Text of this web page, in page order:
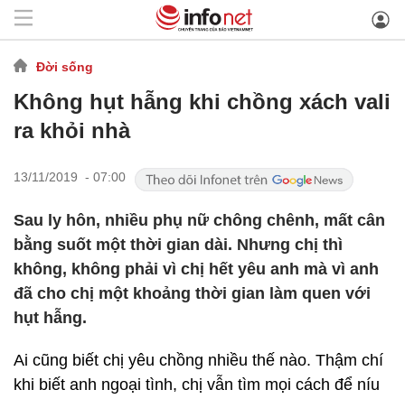
Đời sống
Không hụt hẫng khi chồng xách vali
ra khỏi nhà
13/11/2019 - 07:00
Sau ly hôn, nhiều phụ nữ chông chênh, mất cân
bằng suốt một thời gian dài. Nhưng chị thì
không, không phải vì chị hết yêu anh mà vì anh
đã cho chị một khoảng thời gian làm quen với
hụt hẫng.
Ai cũng biết chị yêu chồng nhiều thế nào. Thậm chí
khi biết anh ngoại tình, chị vẫn tìm mọi cách để níu